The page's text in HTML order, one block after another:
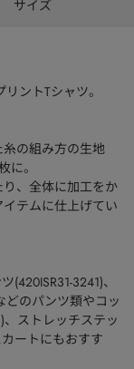
サイズ
ントTシャツ。
の組み方の生地
に。
、全体に加工をか
テムに仕上げてい
3241)、
どのパンツ類やコッ
、ストレッチステッ
ートにもおすす